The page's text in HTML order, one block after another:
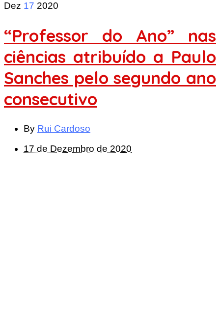
Dez 17 2020
“Professor do Ano” nas
ciências atribuído a Paulo
Sanches pelo segundo ano
consecutivo
By Rui Cardoso
17 de Dezembro de 2020